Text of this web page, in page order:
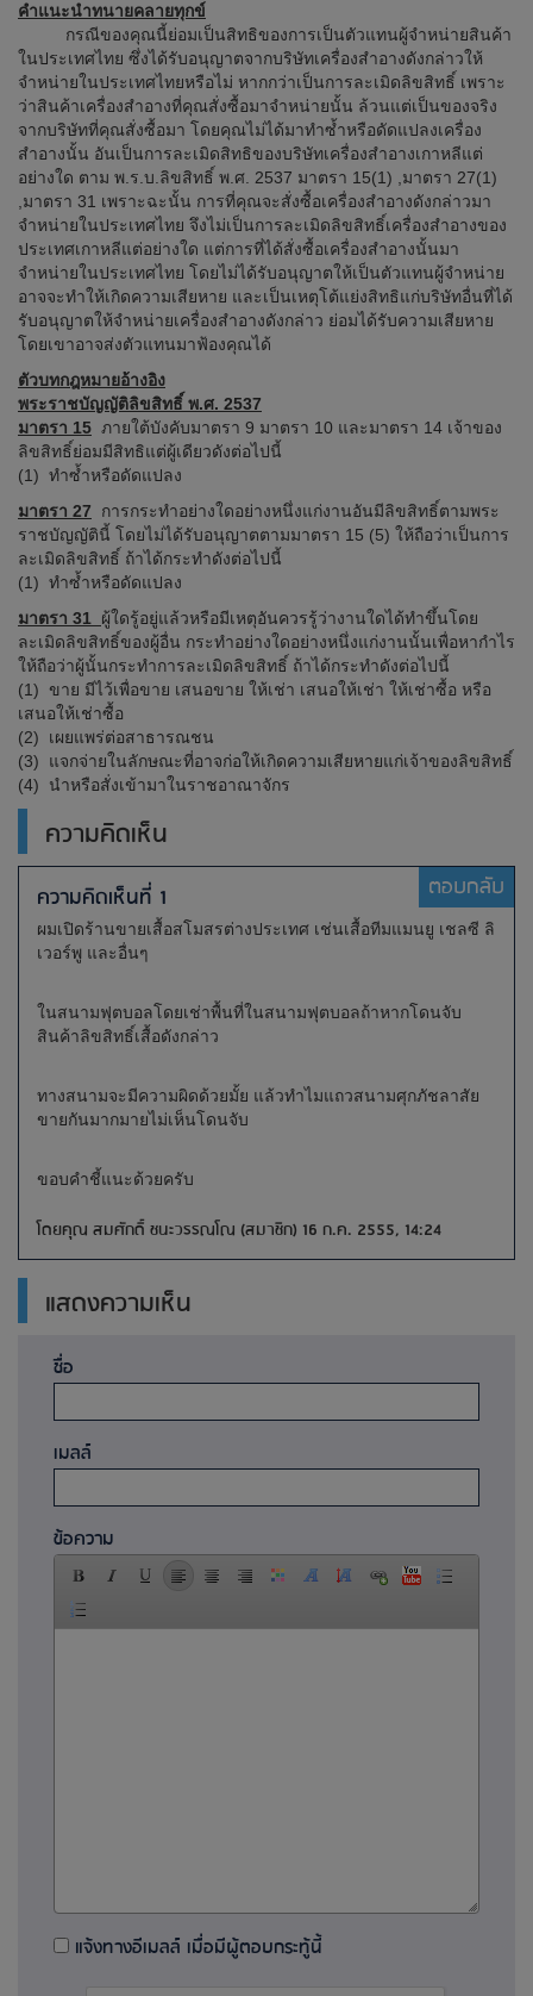
คำแนะนำทนายคลายทุกข์
กรณีของคุณนี้ย่อมเป็นสิทธิของการเป็นตัวแทนผู้จำหน่ายสินค้า
ในประเทศไทย ซึ่งได้รับอนุญาตจากบริษัทเครื่องสำอางดังกล่าวให้
จำหน่ายในประเทศไทยหรือไม่ หากกว่าเป็นการละเมิดลิขสิทธิ์ เพราะ
ว่าสินค้าเครื่องสำอางที่คุณสั่งซื้อมาจำหน่ายนั้น ล้วนแต่เป็นของจริง
จากบริษัทที่คุณสั่งซื้อมา โดยคุณไม่ได้มาทำซ้ำหรือดัดแปลงเครื่อง
สำอางนั้น อันเป็นการละเมิดสิทธิของบริษัทเครื่องสำอางเกาหลีแต่
อย่างใด ตาม พ.ร.บ.ลิขสิทธิ์ พ.ศ. 2537 มาตรา 15(1) ,มาตรา 27(1)
,มาตรา 31 เพราะฉะนั้น การที่คุณจะสั่งซื้อเครื่องสำอางดังกล่าวมา
จำหน่ายในประเทศไทย จึงไม่เป็นการละเมิดลิขสิทธิ์เครื่องสำอางของ
ประเทศเกาหลีแต่อย่างใด แต่การที่ได้สั่งซื้อเครื่องสำอางนั้นมา
จำหน่ายในประเทศไทย โดยไม่ได้รับอนุญาตให้เป็นตัวแทนผู้จำหน่าย
อาจจะทำให้เกิดความเสียหาย และเป็นเหตุโต้แย่งสิทธิแก่บริษัทอื่นที่ได้
รับอนุญาตให้จำหน่ายเครื่องสำอางดังกล่าว ย่อมได้รับความเสียหาย
โดยเขาอาจส่งตัวแทนมาฟ้องคุณได้
ตัวบทกฎหมายอ้างอิง
พระราชบัญญัติลิขสิทธิ์ พ.ศ. 2537
มาตรา 15 ภายใต้บังคับมาตรา 9 มาตรา 10 และมาตรา 14 เจ้าของ
ลิขสิทธิ์ย่อมมีสิทธิแต่ผู้เดียวดังต่อไปนี้
(1) ทำซ้ำหรือดัดแปลง
มาตรา 27 การกระทำอย่างใดอย่างหนึ่งแก่งานอันมีลิขสิทธิ์ตามพระ
ราชบัญญัตินี้ โดยไม่ได้รับอนุญาตตามมาตรา 15 (5) ให้ถือว่าเป็นการ
ละเมิดลิขสิทธิ์ ถ้าได้กระทำดังต่อไปนี้
(1) ทำซ้ำหรือดัดแปลง
มาตรา 31 ผู้ใดรู้อยู่แล้วหรือมีเหตุอันควรรู้ว่างานใดได้ทำขึ้นโดย
ละเมิดลิขสิทธิ์ของผู้อื่น กระทำอย่างใดอย่างหนึ่งแก่งานนั้นเพื่อหากำไร
ให้ถือว่าผู้นั้นกระทำการละเมิดลิขสิทธิ์ ถ้าได้กระทำดังต่อไปนี้
(1) ขาย มีไว้เพื่อขาย เสนอขาย ให้เช่า เสนอให้เช่า ให้เช่าซื้อ หรือ
เสนอให้เช่าซื้อ
(2) เผยแพร่ต่อสาธารณชน
(3) แจกจ่ายในลักษณะที่อาจก่อให้เกิดความเสียหายแก่เจ้าของลิขสิทธิ์
(4) นำหรือสั่งเข้ามาในราชอาณาจักร
ความคิดเห็น
ความคิดเห็นที่ 1 ตอบกลับ
ผมเปิดร้านขายเสื้อสโมสรต่างประเทศ เช่นเสื้อทีมแมนยู เชลซี ลิ
เวอร์พู และอื่นๆ
ในสนามฟุตบอลโดยเช่าพื้นที่ในสนามฟุตบอลถ้าหากโดนจับ
สินค้าลิขสิทธิ์เสื้อดังกล่าว
ทางสนามจะมีความผิดด้วยมั้ย แล้วทำไมแถวสนามศุกภัชลาสัย
ขายกันมากมายไม่เห็นโดนจับ
ขอบคำชี้แนะด้วยครับ
โดยคุณ สมศักดิ์ ชนะวรรณโณ (สมาชิก) 16 ก.ค. 2555, 14:24
แสดงความเห็น
ชื่อ
เมลล์
ข้อความ
แจ้งทางอีเมลล์ เมื่อมีผู้ตอบกระทู้นี้